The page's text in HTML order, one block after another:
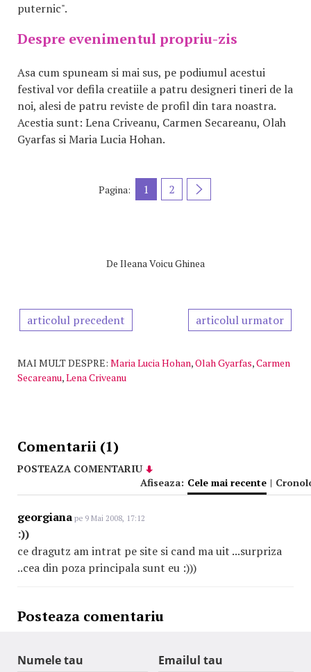
puternic".
Despre evenimentul propriu-zis
Asa cum spuneam si mai sus, pe podiumul acestui
festival vor defila creatiile a patru designeri tineri de la
noi, alesi de patru reviste de profil din tara noastra.
Acestia sunt: Lena Criveanu, Carmen Secareanu, Olah
Gyarfas si Maria Lucia Hohan.
Pagina: 1 2
De Ileana Voicu Ghinea
articolul precedent articolul urmator
MAI MULT DESPRE: Maria Lucia Hohan,Olah Gyarfas,Carmen
Secareanu,Lena Criveanu
Comentarii (1)
POSTEAZA COMENTARIU
Afiseaza: Cele mai recente |
georgiana pe 9 Mai 2008, 17:12
:))
ce dragutz am intrat pe site si cand ma uit ...surpriza
..cea din poza principala sunt eu :)))
Posteaza comentariu
Numele tau Emailul tau